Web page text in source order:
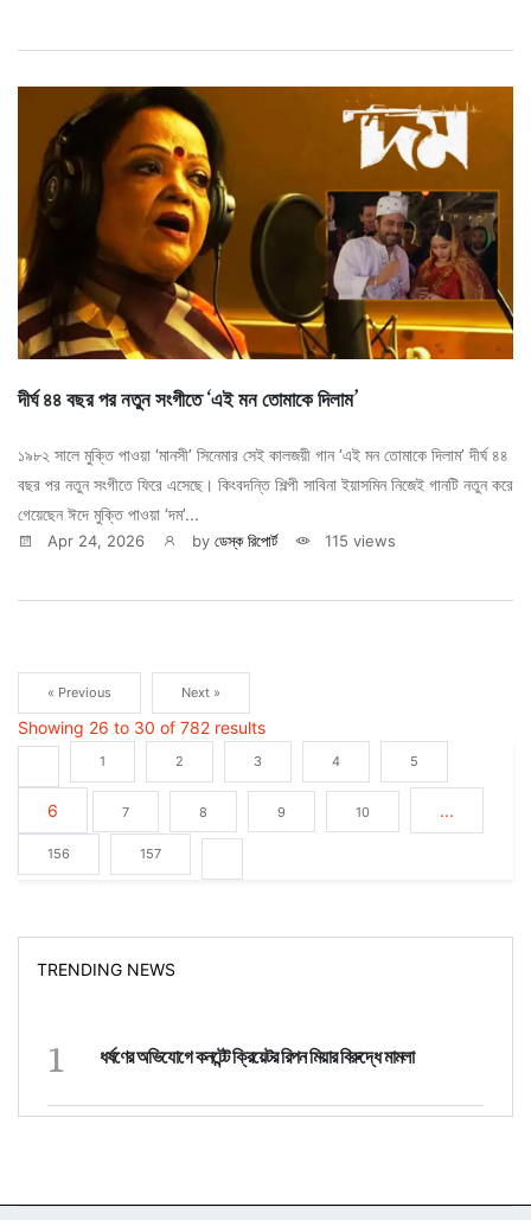
দীর্ঘ ৪৪ বছর পর নতুন সংগীতে ‘এই মন তোমাকে দিলাম’
১৯৮২ সালে মুক্তি পাওয়া ‘মানসী’ সিনেমার সেই কালজয়ী গান ‘এই মন তোমাকে দিলাম’ দীর্ঘ ৪৪
বছর পর নতুন সংগীতে ফিরে এসেছে। কিংবদন্তি শিল্পী সাবিনা ইয়াসমিন নিজেই গানটি নতুন করে
গেয়েছেন ঈদে মুক্তি পাওয়া ‘দম’...
Apr 24, 2026 by ডেস্ক রিপোর্ট 115 views
« Previous Next »
Showing 26 to 30 of 782 results
1 2 3 4 5
6 7 8 9 10 ...
156 157
TRENDING NEWS
1 ধর্ষণের অভিযোগে কনটেন্ট ক্রিয়েটর রিপন মিয়ার বিরুদ্ধে মামলা